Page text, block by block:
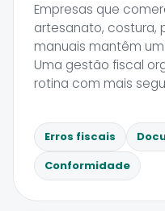
Empresas que
artesanato, costura,
manuais mantêm
Uma gestão fiscal
rotina com mais
Erros fiscais
Conformidade